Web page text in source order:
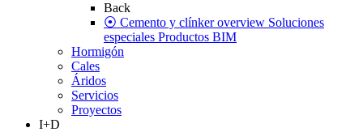
Back
⦿ Cemento y clínker overview Soluciones
especiales Productos BIM
Hormigón
Cales
Áridos
Servicios
Proyectos
I+D